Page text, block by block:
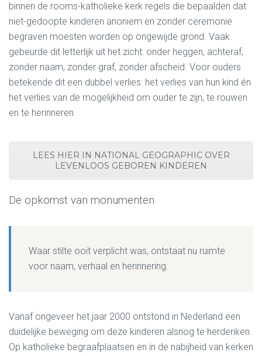
binnen de rooms-katholieke kerk regels die bepaalden dat
niet-gedoopte kinderen anoniem en zonder ceremonie
begraven moesten worden op ongewijde grond. Vaak
gebeurde dit letterlijk uit het zicht: onder heggen, achteraf,
zonder naam, zonder graf, zonder afscheid. Voor ouders
betekende dit een dubbel verlies: het verlies van hun kind én
het verlies van de mogelijkheid om ouder te zijn, te rouwen
en te herinneren.
LEES HIER IN NATIONAL GEOGRAPHIC OVER
LEVENLOOS GEBOREN KINDEREN
De opkomst van monumenten
Waar stilte ooit verplicht was, ontstaat nu ruimte
voor naam, verhaal en herinnering.
Vanaf ongeveer het jaar 2000 ontstond in Nederland een
duidelijke beweging om deze kinderen alsnog te herdenken.
Op katholieke begraafplaatsen en in de nabijheid van kerken